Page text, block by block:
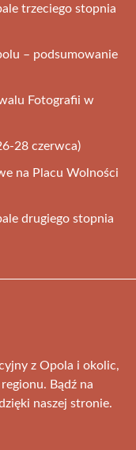
trzeciego stopnia
– podsumowanie
Fotografii w
28 czerwca)
na Placu Wolności
drugiego stopnia
z Opola i okolic,
Bądź na
naszej stronie.